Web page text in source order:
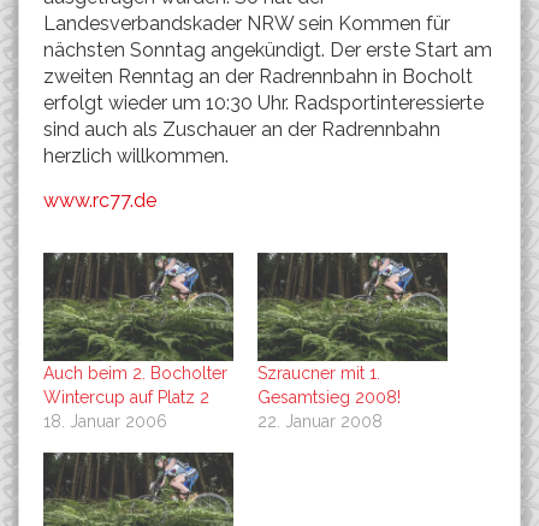
Landesverbandskader NRW sein Kommen für
nächsten Sonntag angekündigt. Der erste Start am
zweiten Renntag an der Radrennbahn in Bocholt
erfolgt wieder um 10:30 Uhr. Radsportinteressierte
sind auch als Zuschauer an der Radrennbahn
herzlich willkommen.
www.rc77.de
Auch beim 2. Bocholter
Wintercup auf Platz 2
18. Januar 2006
Szraucner mit 1.
Gesamtsieg 2008!
22. Januar 2008